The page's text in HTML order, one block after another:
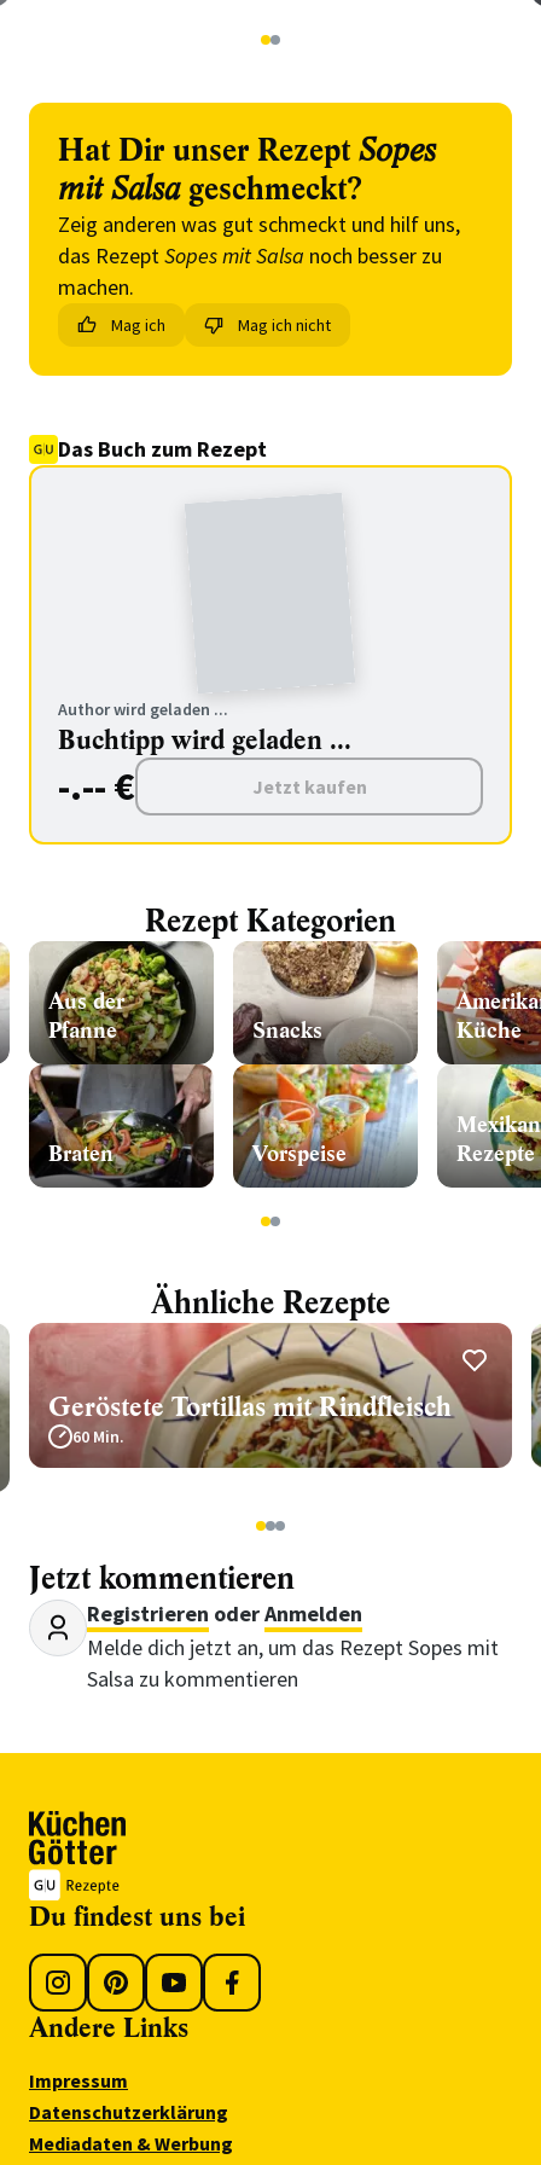
12
Hat Dir unser Rezept Sopes
mit Salsageschmeckt?
Zeig anderen was gut schmeckt und hilf uns,
das RezeptSopes mit Salsa noch besser zu
machen.
Mag ich Mag ich nicht
Das Buch zum Rezept
Author wird geladen ...
Buchtipp wird geladen ...
-.-- € Jetzt kaufen
Rezept Kategorien
Aus der
Pfanne
Braten
Snacks
Vorspeise
Küche
Rezepte
12
Ähnliche Rezepte
Geröstete Tortillas mit Rindfleisch
60 Min.
123
Jetzt kommentieren
Registrieren oderAnmelden
Melde dich jetzt an, um das Rezept Sopes mit
Salsa zu kommentieren
Du findest uns bei
Andere Links
Impressum
Datenschutzerklärung
Mediadaten & Werbung